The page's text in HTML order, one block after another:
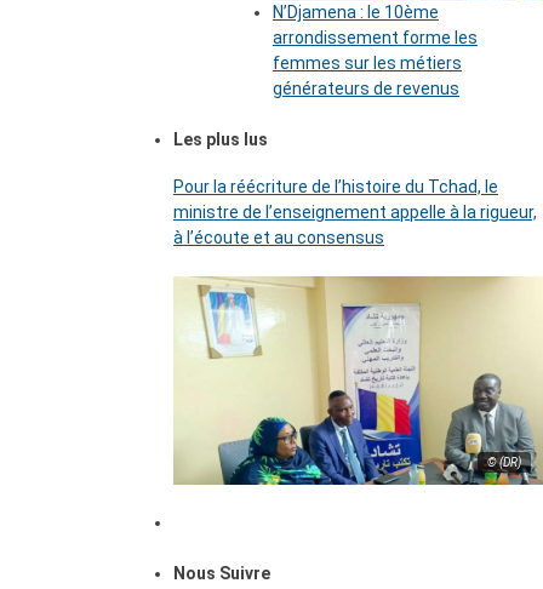
N’Djamena : le 10ème
arrondissement forme les
femmes sur les métiers
générateurs de revenus
Les plus lus
Pour la réécriture de l’histoire du Tchad, le
ministre de l’enseignement appelle à la rigueur,
à l’écoute et au consensus
© (DR)
Nous Suivre